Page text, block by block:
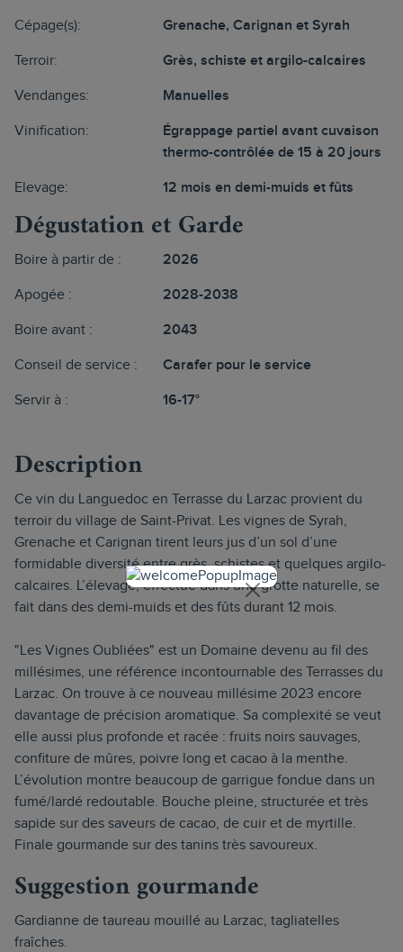
Cépage(s): Grenache, Carignan et Syrah
Terroir: Grès, schiste et argilo­-calcaires
Vendanges: Manuelles
Vinification:
Égrappage partiel avant cuvaison
thermo-contrôlée de 15 à 20 jours
Elevage: 12 mois en demi-muids et fûts
Dégustation et Garde
Boire à partir de : 2026
Apogée : 2028-2038
Boire avant : 2043
Conseil de service : Carafer pour le service
Servir à : 16-17°
Description
Ce vin du Languedoc en Terrasse du Larzac provient du
terroir du village de Saint-Privat. Les vignes de Syrah,
Grenache et Carignan tirent leurs jus d’un sol d’une
formidable diversité entre grès, schistes et quelques argilo-
calcaires. L’élevage, effectué dans une grotte naturelle, se
fait dans des demi-muids et des fûts durant 12 mois.
"Les Vignes Oubliées" est un Domaine devenu au fil des
millésimes, une référence incontournable des Terrasses du
Larzac. On trouve à ce nouveau millésime 2023 encore
davantage de précision aromatique. Sa complexité se veut
elle aussi plus profonde et racée : fruits noirs sauvages,
confiture de mûres, poivre long et cacao à la menthe.
L’évolution montre beaucoup de garrigue fondue dans un
fumé/lardé redoutable. Bouche pleine, structurée et très
sapide sur des saveurs de cacao, de cuir et de myrtille.
Finale gourmande sur des tanins très savoureux.
Suggestion gourmande
Gardianne de taureau mouillé au Larzac, tagliatelles
fraîches.